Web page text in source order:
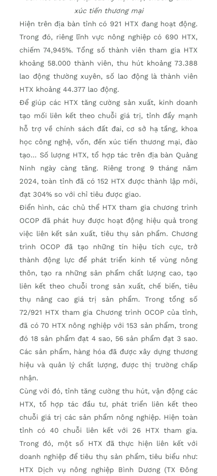
xúc tiến thương mại
Hiện trên địa bàn tỉnh có 921 HTX đang hoạt động.
Trong đó, riêng lĩnh vực nông nghiệp có 690 HTX,
chiếm 74,945%. Tổng số thành viên tham gia HTX
khoảng 58.000 thành viên, thu hút khoảng 73.388
lao động thường xuyên, số lao động là thành viên
HTX khoảng 44.377 lao động.
Để giúp các HTX tăng cường sản xuất, kinh doanh
tạo mối liên kết theo chuỗi giá trị, tỉnh đẩy mạnh
hỗ trợ về chính sách đất đai, cơ sở hạ tầng, khoa
học công nghệ, vốn, đến xúc tiến thương mại, đào
tạo… Số lượng HTX, tổ hợp tác trên địa bàn Quảng
Ninh ngày càng tăng. Riêng trong 9 tháng năm
2024, toàn tỉnh đã có 152 HTX được thành lập mới,
đạt 304% so với chỉ tiêu được giao.
Điển hình, các chủ thể HTX tham gia chương trình
OCOP đã phát huy được hoạt động hiệu quả trong
việc liên kết sản xuất, tiêu thụ sản phẩm. Chương
trình OCOP đã tạo những tín hiệu tích cực, trở
thành động lực để phát triển kinh tế vùng nông
thôn, tạo ra những sản phẩm chất lượng cao, tạo
liên kết theo chuỗi trong sản xuất, chế biến, tiêu
thụ nâng cao giá trị sản phẩm. Trong tổng số
72/921 HTX tham gia Chương trình OCOP của tỉnh,
đã có 70 HTX nông nghiệp với 153 sản phẩm, trong
đó 18 sản phẩm đạt 4 sao, 56 sản phẩm đạt 3 sao.
Các sản phẩm, hàng hóa đã được xây dựng thương
hiệu và quản lý chất lượng, được thị trường chấp
nhận.
Cùng với đó, tỉnh tăng cường thu hút, vận động các
HTX, tổ hợp tác đầu tư, phát triển liên kết theo
chuỗi giá trị các sản phẩm nông nghiệp. Hiện toàn
tỉnh có 40 chuỗi liên kết với 26 HTX tham gia.
Trong đó, một số HTX đã thực hiện liên kết với
doanh nghiệp để tiêu thụ sản phẩm, tiêu biểu như:
HTX Dịch vụ nông nghiệp Bình Dương (TX Đông